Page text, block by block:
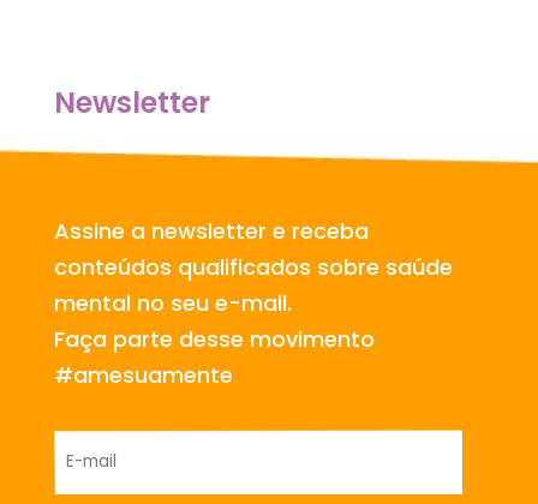
Newsletter
Assine a newsletter e receba
conteúdos qualificados sobre saúde
mental no seu e-mail.
Faça parte desse movimento
#amesuamente